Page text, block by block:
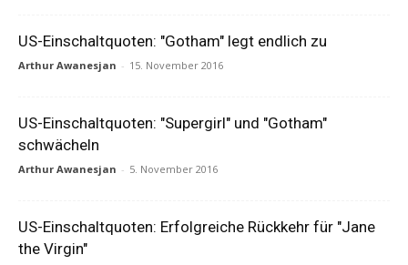
US-Einschaltquoten: "Gotham" legt endlich zu
Arthur Awanesjan - 15. November 2016
US-Einschaltquoten: "Supergirl" und "Gotham"
schwächeln
Arthur Awanesjan - 5. November 2016
US-Einschaltquoten: Erfolgreiche Rückkehr für "Jane
the Virgin"